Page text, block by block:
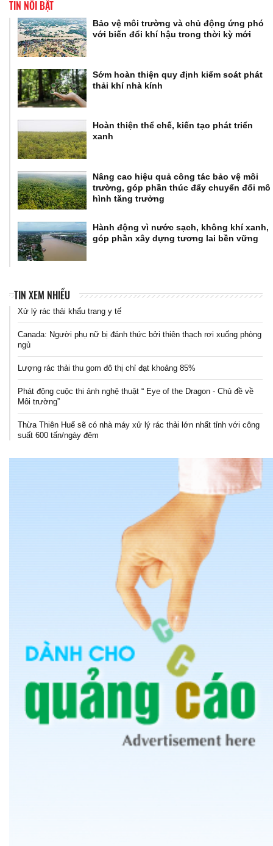
TIN NỔI BẬT
Bảo vệ môi trường và chủ động ứng phó
với biến đổi khí hậu trong thời kỳ mới
Sớm hoàn thiện quy định kiểm soát phát
thải khí nhà kính
Hoàn thiện thể chế, kiến tạo phát triển
xanh
Nâng cao hiệu quả công tác bảo vệ môi
trường, góp phần thúc đẩy chuyển đổi mô
hình tăng trưởng
Hành động vì nước sạch, không khí xanh,
góp phần xây dựng tương lai bền vững
TIN XEM NHIỀU
Xử lý rác thải khẩu trang y tế
Canada: Người phụ nữ bị đánh thức bởi thiên thạch rơi xuống phòng
ngủ
Lượng rác thải thu gom đô thị chỉ đạt khoảng 85%
Phát động cuộc thi ảnh nghệ thuật “ Eye of the Dragon - Chủ đề về
Môi trường”
Thừa Thiên Huế sẽ có nhà máy xử lý rác thải lớn nhất tỉnh với công
suất 600 tấn/ngày đêm